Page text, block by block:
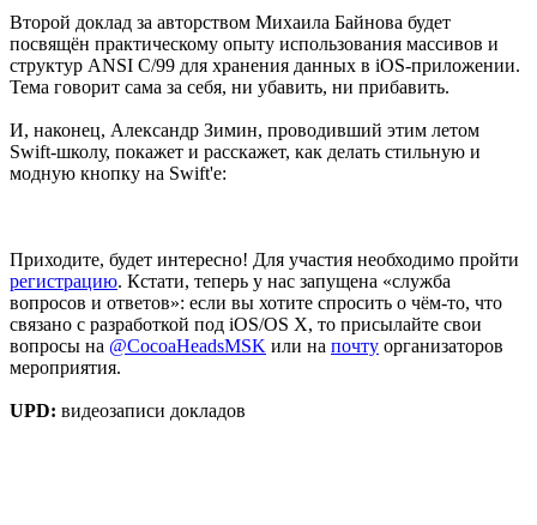
Второй доклад за авторством Михаила Байнова будет
посвящён практическому опыту использования массивов и
структур ANSI С/99 для хранения данных в iOS-приложении.
Тема говорит сама за себя, ни убавить, ни прибавить.
И, наконец, Александр Зимин, проводивший этим летом
Swift-школу, покажет и расскажет, как делать стильную и
модную кнопку на Swift'е:
Приходите, будет интересно! Для участия необходимо пройти
регистрацию. Кстати, теперь у нас запущена «служба
вопросов и ответов»: если вы хотите спросить о чём-то, что
связано с разработкой под iOS/OS X, то присылайте свои
вопросы на @CocoaHeadsMSK или на почту организаторов
мероприятия.
UPD: видеозаписи докладов